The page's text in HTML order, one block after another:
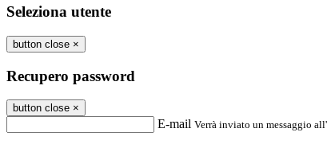
Seleziona utente
button close ×
Recupero password
button close ×
E-mail Verrà inviato un messaggio